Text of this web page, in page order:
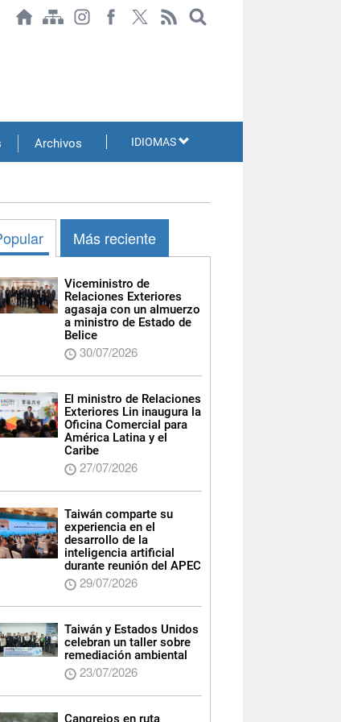
Archivos IDIOMAS
Más reciente
Viceministro de
Relaciones Exteriores
agasaja con un almuerzo
a ministro de Estado de
Belice
30/07/2026
El ministro de Relaciones
Exteriores Lin inaugura la
Oficina Comercial para
América Latina y el
Caribe
27/07/2026
Taiwán comparte su
experiencia en el
desarrollo de la
inteligencia artificial
durante reunión del APEC
29/07/2026
Taiwán y Estados Unidos
celebran un taller sobre
remediación ambiental
23/07/2026
Cangrejos en ruta